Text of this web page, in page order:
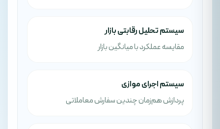
سیستم تحلیل رقابتی بازار
مقایسه عملکرد با میانگین بازار
سیستم اجرای موازی
پردازش هم‌زمان چندین سفارش معاملاتی